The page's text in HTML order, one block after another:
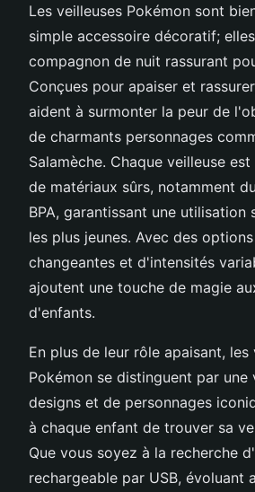
Les veilleuses Pokémon sont
simple accessoire décoratif;
compagnon de nuit rassurant
Conçues pour apaiser et
aident à surmonter la peur de
de charmants personnages
Salamèche. Chaque veilleuse
de matériaux sûrs, notamment
BPA, garantissant une utilisation
les plus jeunes. Avec des
changeantes et d'intensités
ajoutent une touche de magie
d'enfants.
En plus de leur rôle apaisant, les
Pokémon se distinguent par une
designs et de personnages
à chaque enfant de trouver sa
Que vous soyez à la recherche
rechargeable par USB, évoluant